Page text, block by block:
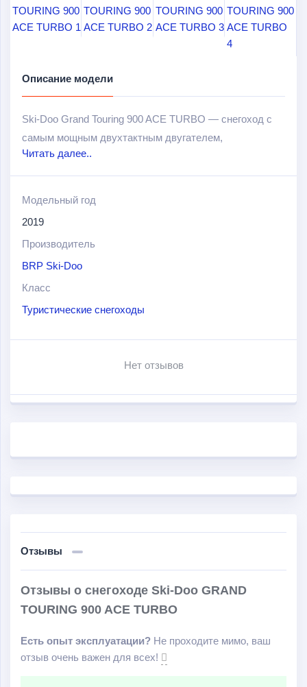
Описание модели
Ski-Doo Grand Touring 900 ACE TURBO — снегоход с
самым мощным двухтактным двугателем,
выполненным на платформе Rev Gen4 четвертого
поколения. 165 л.с. и муфта pDrive делают из простого
Подножки RS специально созданы для экстримальной
езды, так как в отличии от предыдущих они
гораздо более сильные посадки, а с подвеской
Читать далее..
Модельный год
2019
Производитель
BRP Ski-Doo
Класс
Туристические снегоходы
Нет отзывов
Отзывы
Отзывы о снегоходе Ski-Doo GRAND
TOURING 900 ACE TURBO
Есть опыт эксплуатации? Не проходите мимо, ваш
отзыв очень важен для всех!